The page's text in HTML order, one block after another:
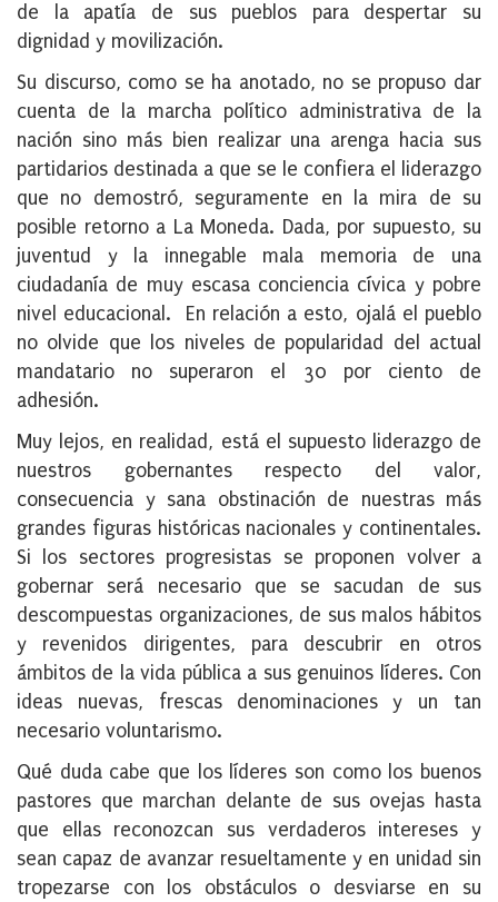
de la apatía de sus pueblos para despertar su
dignidad y movilización.
Su discurso, como se ha anotado, no se propuso dar
cuenta de la marcha político administrativa de la
nación sino más bien realizar una arenga hacia sus
partidarios destinada a que se le confiera el liderazgo
que no demostró, seguramente en la mira de su
posible retorno a La Moneda. Dada, por supuesto, su
juventud y la innegable mala memoria de una
ciudadanía de muy escasa conciencia cívica y pobre
nivel educacional. En relación a esto, ojalá el pueblo
no olvide que los niveles de popularidad del actual
mandatario no superaron el 30 por ciento de
adhesión.
Muy lejos, en realidad, está el supuesto liderazgo de
nuestros gobernantes respecto del valor,
consecuencia y sana obstinación de nuestras más
grandes figuras históricas nacionales y continentales.
Si los sectores progresistas se proponen volver a
gobernar será necesario que se sacudan de sus
descompuestas organizaciones, de sus malos hábitos
y revenidos dirigentes, para descubrir en otros
ámbitos de la vida pública a sus genuinos líderes. Con
ideas nuevas, frescas denominaciones y un tan
necesario voluntarismo.
Qué duda cabe que los líderes son como los buenos
pastores que marchan delante de sus ovejas hasta
que ellas reconozcan sus verdaderos intereses y
sean capaz de avanzar resueltamente y en unidad sin
tropezarse con los obstáculos o desviarse en su